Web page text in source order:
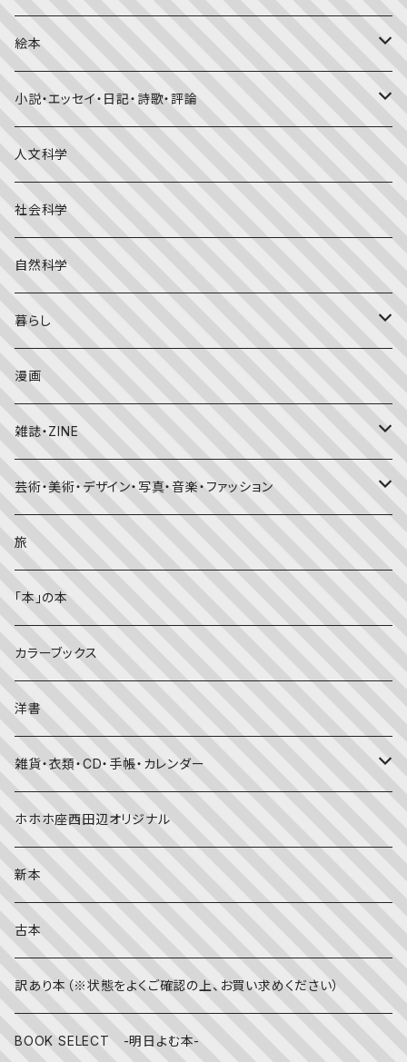
絵本
福音館書店月刊誌
こどものとも0.1.2
こどものとも年少版
かがくのとも
その他の月刊誌
おはなしプーカ
チャイルドブックアップル（2・3歳～）
日本の絵本
外国の絵本
昔話・民話
日本の昔話・民話
外国の昔話・民話
おばけ・妖怪・こわい絵本
のりもの絵本
知識の本・図鑑
理科
料理・食育
英語
しかけ絵本
児童書
大人の方に
季節・行事の絵本
春
夏
赤ちゃん（０・１・２歳向け）絵本
文字のない絵本
英語の絵本
写真絵本
小説・エッセイ・日記・詩歌・評論
日本文学
詩・短歌・俳句・ことば
評論
エッセイ・日記
海外文学
人文科学
社会科学
自然科学
暮らし
食・料理
住まい・インテリア
体・健康
趣味
ライフスタイル・生き方
子育て
漫画
雑誌・ZINE
雑誌
ZINE
芸術・美術・デザイン・写真・音楽・ファッション
美術・画集・図録
音楽
写真集
デザイン
ファッション
映画
伝統文化・技法
旅
「本」の本
カラーブックス
洋書
雑貨・衣類・CD・手帳・カレンダー
靴下
日記・手帳
CD
文房具
その他
ホホホ座西田辺オリジナル
新本
古本
訳あり本（※状態をよくご確認の上、お買い求めください）
BOOK SELECT -明日よむ本-